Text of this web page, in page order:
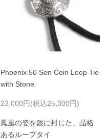
Phoenix 50 Sen Coin Loop Tie
with Stone
23,000円(税込25,300円)
鳳凰の姿を銀に封じた、品格
あるループタイ